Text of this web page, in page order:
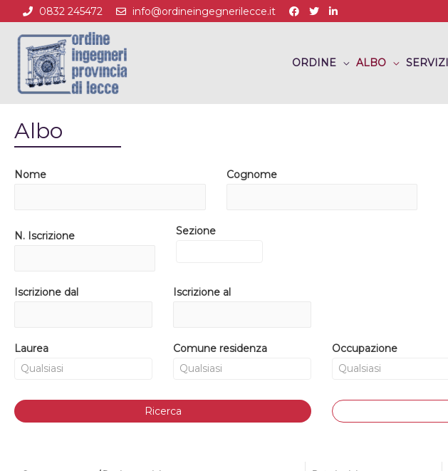
0832 245472 info@ordineingegnerilecce.it
ORDINE ALBO SERVIZI
Albo
Nome Cognome
N. Iscrizione Sezione
Iscrizione dal Iscrizione al
Laurea Comune residenza Occupazione
Ricerca